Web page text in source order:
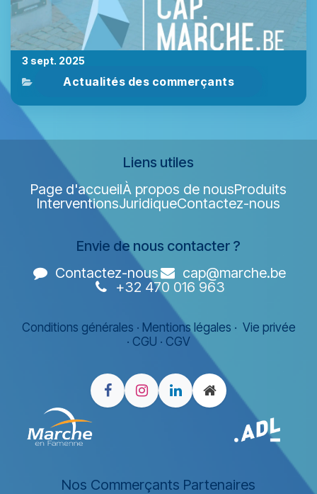
3 sept. 2025
Actualités des commerçants
Liens utiles
Page d'accueilÀ propos de nousProduits
InterventionsJuridiqueContactez-nous
Envie de nous contacter ?
Contactez-nous
cap@marche.be
+32 470 016 963
Conditions générales · Mentions légales · Vie privée
· CGU · CGV
Nos Commerçants Partenaires